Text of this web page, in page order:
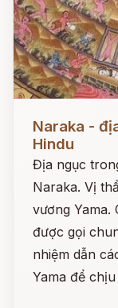
Naraka -
Hindu
Địa ngục
Naraka. Vị
vương Yama.
được gọi
nhiệm dẫn
Yama để